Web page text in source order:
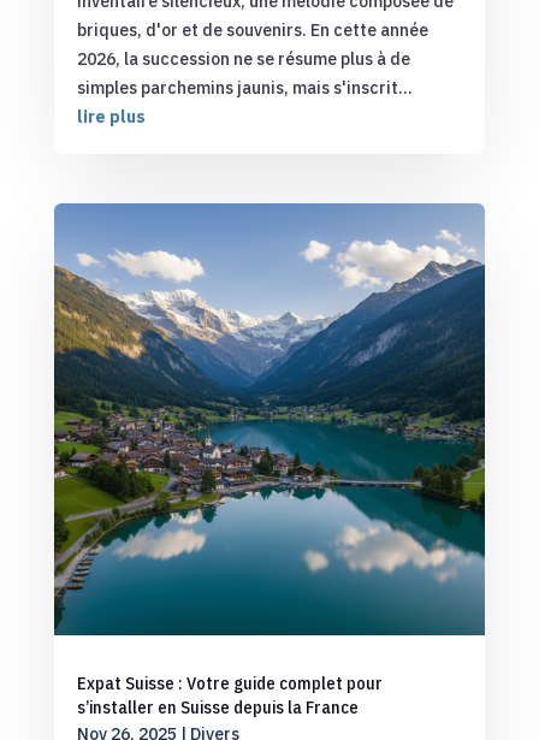
briques, d'or et de souvenirs. En cette année
2026, la succession ne se résume plus à de
simples parchemins jaunis, mais s'inscrit...
lire plus
Expat Suisse : Votre guide complet pour
s’installer en Suisse depuis la France
Nov 26, 2025 | Divers